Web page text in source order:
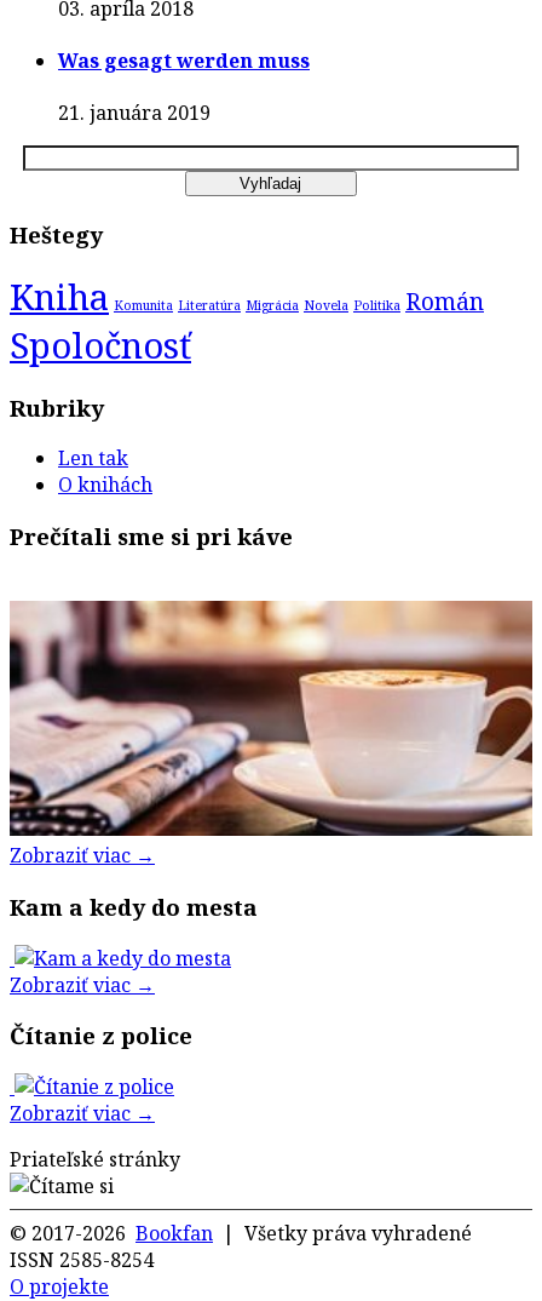
03. apríla 2018
Was gesagt werden muss
21. januára 2019
Heštegy
Kniha Komunita Literatúra Migrácia Novela Politika Román
Spoločnosť
Rubriky
Len tak
O knihách
Prečítali sme si pri káve
Zobraziť viac →
Kam a kedy do mesta
Zobraziť viac →
Čítanie z police
Zobraziť viac →
Priateľské stránky
© 2017-2026 Bookfan | Všetky práva vyhradené
ISSN 2585-8254
O projekte